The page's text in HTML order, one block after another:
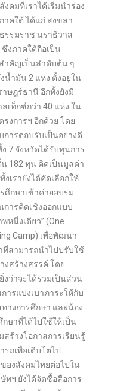
งคมที่เราได้เริ่มนำร่อง
าคใต้ ได้แก่ สงขลา
รรมราช นราธิวาส
งภาคใต้ถือเป็น
ำคัญเป็นลำดับต้น ๆ
น้ำมัน 2 แห่ง ตั้งอยู่ใน
ษฎร์ธานี อีกทั้งยังมี
เท็กซ์กว่า 40 แห่ง ใน
รงการฯ อีกด้วย โดย
การตอบรับเป็นอย่างดี
7 จังหวัดได้รับทุนการ
182 ทุน คิดเป็นมูลค่า
งเรายังได้คัดเลือกให้
ศึกษาเข้าค่ายอบรม
การคิดเชิงออกแบบ
หนึ่งเดียว” (One
Camp) เพื่อพัฒนา
สามารถนำไปปรับใช้
งสร้างสรรค์ โดย
งว่าจะได้ร่วมเป็นส่วน
ารแบ่งเบาภาระให้กับ
างการศึกษา และน้อง
ษาที่ได้ไปใช้ให้เป็น
ร้างโอกาสการเรียนรู้
ถเพื่อเติบโตไป
องสังคมไทยต่อไปใน
ทฯ ยังได้จัดซื้อสื่อการ